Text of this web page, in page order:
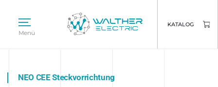
Menü
KATALOG
NEO CEE Steckvorrichtung